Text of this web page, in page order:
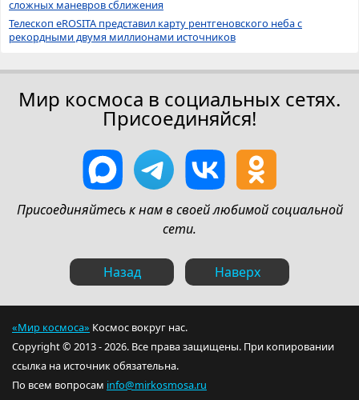
сложных маневров сближения
Телескоп eROSITA представил карту рентгеновского неба с
рекордными двумя миллионами источников
Мир космоса в социальных сетях.
Присоединяйся!
Присоединяйтесь к нам в своей любимой социальной
сети.
Назад Наверх
«Мир космоса» Космос вокруг нас.
Copyright © 2013 - 2026. Все права защищены. При копировании
ссылка на источник обязательна.
По всем вопросам info@mirkosmosa.ru